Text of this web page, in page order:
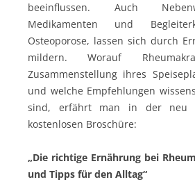
beeinflussen. Auch
Medikamenten und
Osteoporose, lassen sich durch
mildern. Worauf
Zusammenstellung ihres
und welche Empfehlungen
sind, erfährt man in der neu
kostenlosen Broschüre:
„Die richtige Ernährung bei
und Tipps für den Alltag“